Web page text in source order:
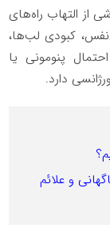
از التهاب راه‌های
کبودی لب‌ها،
پنومونی یا
دارد.
و علائم